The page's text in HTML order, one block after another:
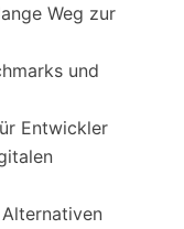
Weg zur
und
Entwickler